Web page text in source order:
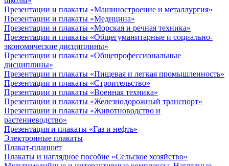
Презентации и плакаты «Машиностроение и металлургия»
Презентации и плакаты «Медицина»
Презентации и плакаты «Морская и речная техника»
Презентации и плакаты «Общегуманитарные и социально-
экономические дисциплины»
Презентации и плакаты «Общепрофессиональные
дисциплины»
Презентации и плакаты «Пищевая и легкая промышленность»
Презентации и плакаты «Строительство»
Презентации и плакаты «Военная техника»
Презентации и плакаты «Железнодорожный транспорт»
Презентации и плакаты «Животноводство и
растениеводство»
Презентация и плакаты «Газ и нефть»
Электронные плакаты
Плакат-планшет
Плакаты и наглядное пособие «Сельское хозяйство»